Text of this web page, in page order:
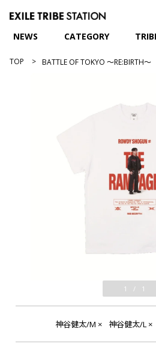
NEWS CATEGORY
TOP BATTLE OF TOKYO ～RE:BIRTH～
1 / 1
神谷健太/M × 神谷健太/L ×